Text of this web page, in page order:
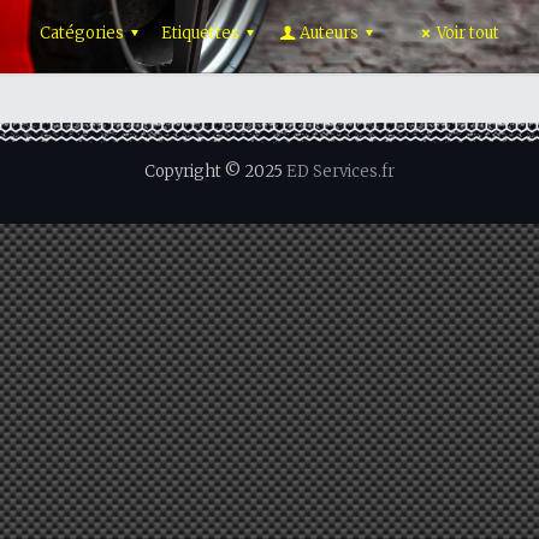
Catégories Etiquettes Auteurs Voir tout
Copyright © 2025 ED Services.fr